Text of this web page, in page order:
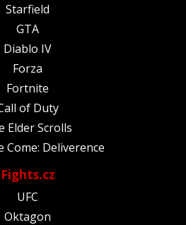
Starfield
GTA
Diablo IV
Forza
Fortnite
of Duty
Elder Scrolls
Come: Deliverence
Fights.cz
UFC
Oktagon